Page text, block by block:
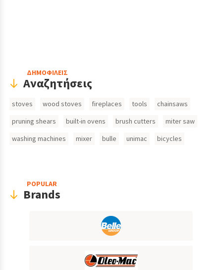
HeaderΔΗΜΟΦΙΛΕΙΣ
Αναζητήσεις
Search
stoves wood stoves fireplaces tools
chainsaws
pruning shears
built-in ovens brush cutters
miter saw
washing machines
mixer bulle unimac bicycles
POPULAR
Brands